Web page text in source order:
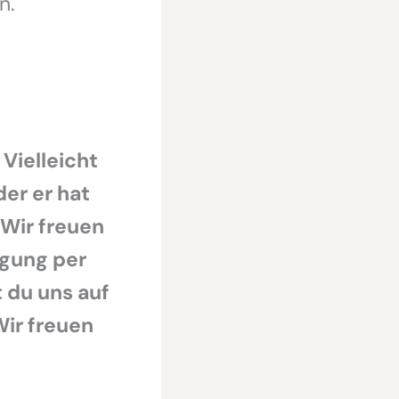
Vielleicht
er hat
freuen
per
uns auf
freuen